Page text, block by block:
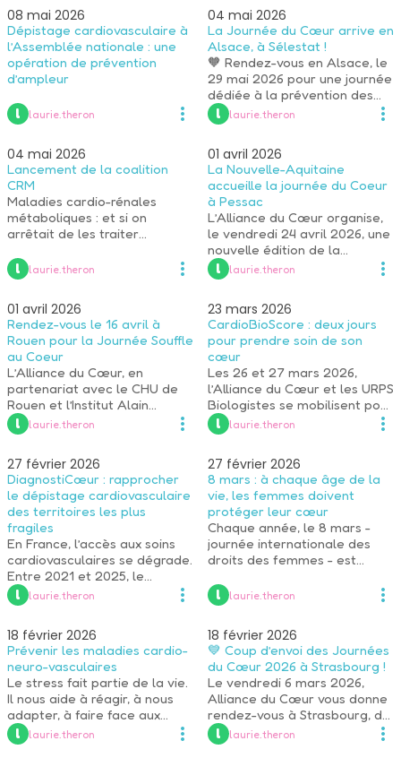
08 mai 2026
Dépistage cardiovasculaire à
l’Assemblée nationale : une
opération de prévention
d’ampleur
l laurie.theron
04 mai 2026
La Journée du Cœur arrive en
Alsace, à Sélestat !
🧡 Rendez-vous en Alsace, le
29 mai 2026 pour une journée
dédiée à la prévention des
maladies neuro-cardio-
vasculaires.
l laurie.theron
04 mai 2026
Lancement de la coalition
CRM
Maladies cardio-rénales
métaboliques : et si on
arrêtait de les traiter
l
laurie.theron
01 avril 2026
La Nouvelle-Aquitaine
accueille la journée du Coeur
à Pessac
L’Alliance du Cœur organise,
le vendredi 24 avril 2026, une
nouvelle édition de la
Journée du Cœur à Pessac
(Nouvelle-Aquitaine), dans le
Journées du Cœur, déployées
dans plusieurs villes en
France.
l laurie.theron
01 avril 2026
Rendez-vous le 16 avril à
Rouen pour la Journée Souffle
au Coeur
L’Alliance du Cœur, en
partenariat avec le CHU de
Rouen et l’Institut Alain
Cribier, organisent le jeudi 16
avril 2026, place de la
journée de sensibilisation et
de dépistage des maladies
des valves cardiaques qui
menacent aujoud'hui 1 senior
sur 10,.
l laurie.theron
23 mars 2026
CardioBioScore : deux jours
pour prendre soin de son
cœur
Les 26 et 27 mars 2026,
l’Alliance du Cœur et les URPS
Biologistes se mobilisent pour
une campagne nationale de
dépistage des maladies
l laurie.theron
27 février 2026
DiagnostiCœur : rapprocher
le dépistage cardiovasculaire
des territoires les plus
fragiles
En France, l’accès aux soins
cardiovasculaires se dégrade.
Entre 2021 et 2025, le
nombre de cardiologues a
diminué de 15 %. Dans
compte seulement 1 à 3
cardiologues pour 100 000
habitants, contre 13 dans les
grandes métropoles.
l laurie.theron
27 février 2026
8 mars : à chaque âge de la
vie, les femmes doivent
protéger leur cœur
Chaque année, le 8 mars -
journée internationale des
droits des femmes - est
réalité encore trop méconnue
: les maladies
première cause de mortalité
chez les femmes.
l laurie.theron
18 février 2026
Prévenir les maladies cardio-
neuro-vasculaires
Le stress fait partie de la vie.
Il nous aide à réagir, à nous
adapter, à faire face aux
défis du quotidien.
l laurie.theron
18 février 2026
💙 Coup d’envoi des Journées
du Cœur 2026 à Strasbourg !
Le vendredi 6 mars 2026,
Alliance du Cœur vous donne
rendez-vous à Strasbourg, de
9h à 17h !
l laurie.theron